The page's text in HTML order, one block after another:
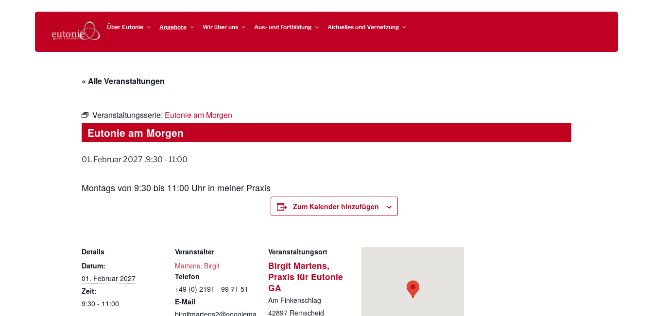
EUTONIE.DE
Über Eutonie Angebote Wir über uns Aus- und Fortbildung Aktuelles und Vernetzung
« Alle Veranstaltungen
Veranstaltungsserie: Eutonie am Morgen
Eutonie am Morgen
01. Februar 2027 ,9:30 - 11:00
Montags von 9:30 bis 11:00 Uhr in meiner Praxis
Zum Kalender hinzufügen
Details
Datum:
01. Februar 2027
Zeit:
9:30 - 11:00
Veranstalter
Martens, Birgit
Telefon
+49 (0) 2191 - 99 71 51
E-Mail
birgitmartens2@googlema
Veranstaltungsort
Birgit Martens,
Praxis für Eutonie
GA
Am Finkenschlag
42897 Remscheid